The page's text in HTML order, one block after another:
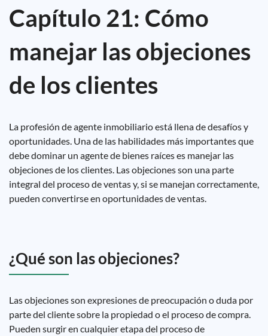
Capítulo 21: Cómo
manejar las objeciones
de los clientes
La profesión de agente inmobiliario está llena de desafíos y
oportunidades. Una de las habilidades más importantes que
debe dominar un agente de bienes raíces es manejar las
objeciones de los clientes. Las objeciones son una parte
integral del proceso de ventas y, si se manejan correctamente,
pueden convertirse en oportunidades de ventas.
¿Qué son las objeciones?
Las objeciones son expresiones de preocupación o duda por
parte del cliente sobre la propiedad o el proceso de compra.
Pueden surgir en cualquier etapa del proceso de